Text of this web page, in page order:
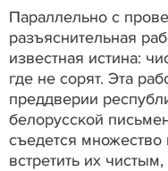
Параллельно с
разъяснительная
известная истина:
где не сорят. Эта
преддверии
белорусской
съедется множество
встретить их